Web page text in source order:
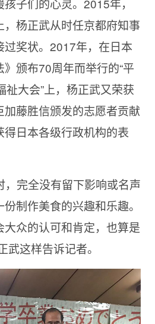
子们的心灵。2015年，
杨正武从时任京都府知事
过奖状。2017年，在日本
颁布70周年而举行的“平
大会”上，杨正武又荣获
加藤胜信颁发的志愿者贡献
日本各级行政机构的表
，完全没有留下影响或名声
制作美食的兴趣和乐趣。
众的认可和肯定，也算是
武这样告诉记者。